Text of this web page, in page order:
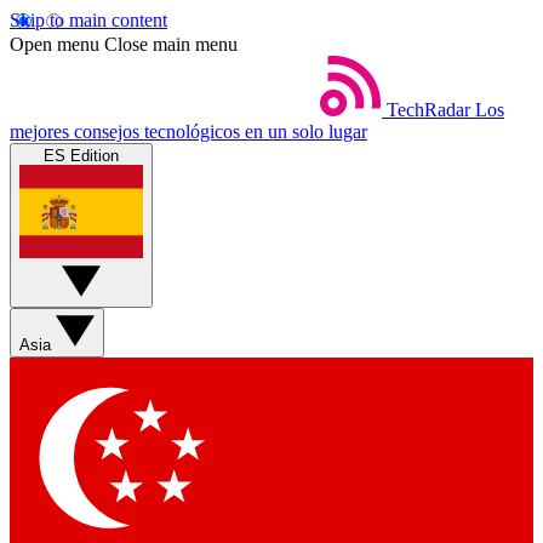
Skip to main content
Open menu Close main menu
TechRadar Los
mejores consejos tecnológicos en un solo lugar
ES Edition
Asia